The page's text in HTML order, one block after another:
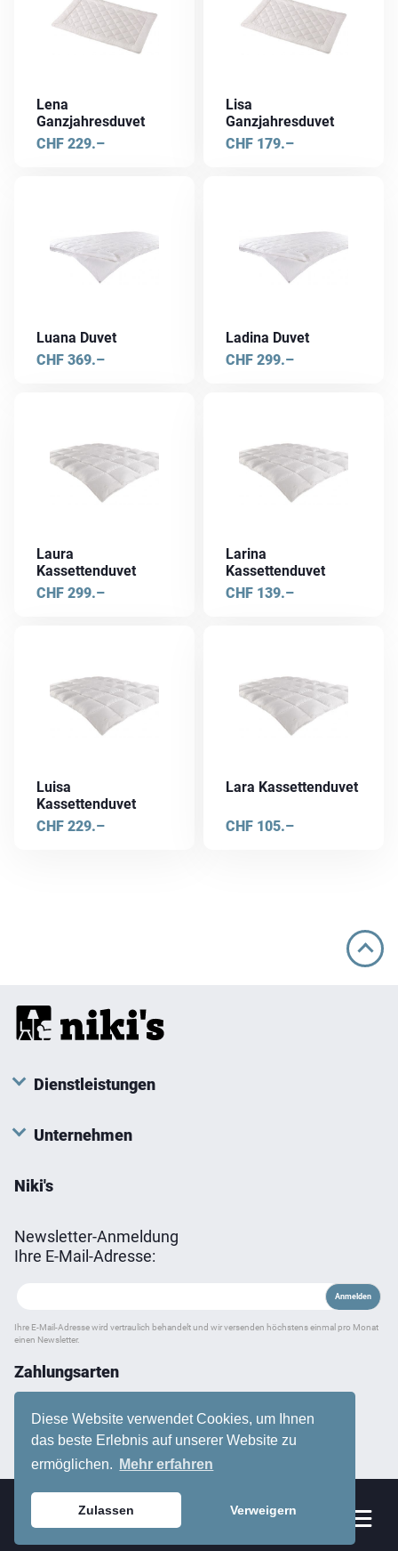
Diese Website verwendet Cookies, um Ihnen
das beste Erlebnis auf unserer Website zu
ermöglichen.
Mehr erfahren
Zulassen VerweigernSortiment
werden
Lena
Ganzjahresduvet
CHF 229.–
Lisa
Ganzjahresduvet
CHF 179.–
Luana Duvet
CHF 369.–
Ladina Duvet
CHF 299.–
Laura
Kassettenduvet
CHF 299.–
Larina
Kassettenduvet
CHF 139.–
Luisa
Kassettenduvet
CHF 229.–
Lara Kassettenduvet
CHF 105.–
Dienstleistungen
Unternehmen
Niki's
Newsletter-Anmeldung
Ihre E-Mail-Adresse:
Ihre E-Mail-Adresse wird vertraulich behandelt und wir versenden höchstens einmal pro Monat
einen Newsletter.
Zahlungsarten